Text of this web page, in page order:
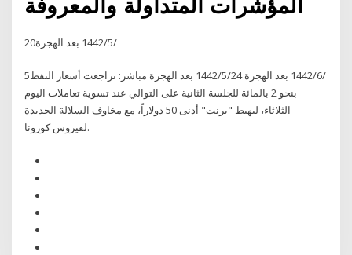
20‏‏/5‏‏/1442 بعد الهجرة
5‏‏/6‏‏/1442 بعد الهجرة 24‏‏/5‏‏/1442 بعد الهجرة مباشر: تراجعت أسعار النفط
بنحو 2 بالمائة للجلسة الثانية على التوالي عند تسوية تعاملات اليوم
الثلاثاء، ليهبط "برنت" أدنى 50 دولاراً، مع مخاوف السلالة الجديدة
لفيروس كورونا.